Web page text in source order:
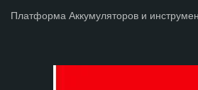
Платформа Аккумуляторов и